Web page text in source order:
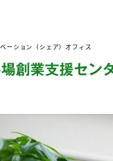
ーション（シェア）オフィス